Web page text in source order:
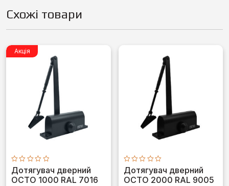
Схожі товари
Акція
Оцінено
в
0
Дотягувач дверний
OCTO 1000 RAL 7016
Оцінено
в
0
Дотягувач дверний
OCTO 2000 RAL 9005